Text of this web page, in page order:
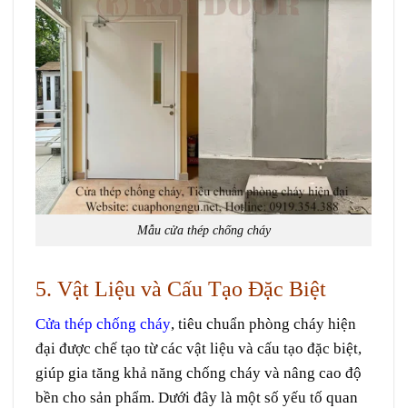
Mẫu cửa thép chống cháy
5. Vật Liệu và Cấu Tạo Đặc Biệt
Cửa thép chống cháy, tiêu chuẩn phòng cháy hiện
đại được chế tạo từ các vật liệu và cấu tạo đặc biệt,
giúp gia tăng khả năng chống cháy và nâng cao độ
bền cho sản phẩm. Dưới đây là một số yếu tố quan